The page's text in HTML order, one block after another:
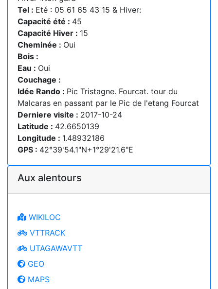
Tel : Eté : 05 61 65 43 15 & Hiver:
Capacité été : 45
Capacité Hiver : 15
Cheminée : Oui
Bois :
Eau : Oui
Couchage :
Idée Rando : Pic Tristagne. Fourcat. tour du
Malcaras en passant par le Pic de l'etang Fourcat
Derniere visite : 2017-10-24
Latitude : 42.6650139
Longitude : 1.48932186
GPS : 42°39'54.1"N+1°29'21.6"E
Aux alentours
WIKILOC
VTTRACK
UTAGAWAVTT
GEO
MAPS